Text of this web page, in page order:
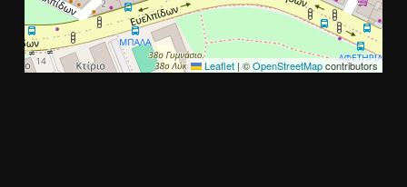
Leaflet | ©OpenStreetMapcontributors